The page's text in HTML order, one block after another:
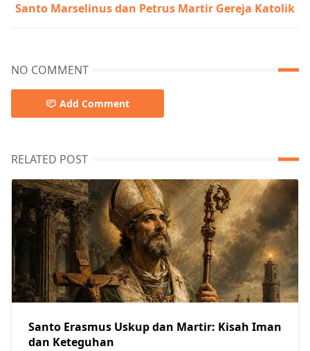
Santo Marselinus dan Petrus Martir Gereja Katolik
NO COMMENT
Add Comment
RELATED POST
Santo Erasmus Uskup dan Martir: Kisah Iman
dan Keteguhan